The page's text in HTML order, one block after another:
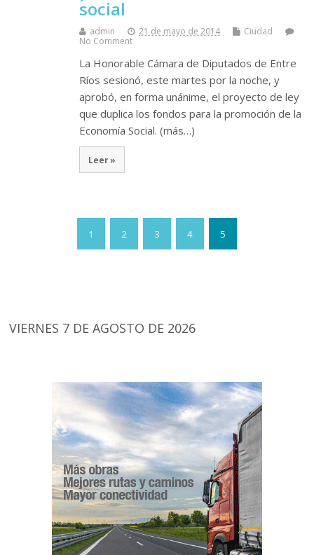
social
admin 21 de mayo de 2014
Ciudad
No Comment
La Honorable Cámara de Diputados de Entre
Ríos sesionó, este martes por la noche, y
aprobó, en forma unánime, el proyecto de ley
que duplica los fondos para la promoción de la
Economía Social. (más…)
Leer »
1 2 3 4 5
VIERNES 7 DE AGOSTO DE 2026